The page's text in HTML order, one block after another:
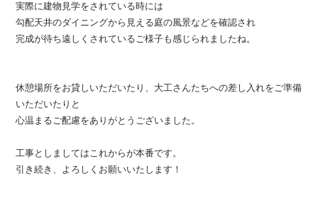
実際に建物見学をされている時には
勾配天井のダイニングから見える庭の風景などを確認され
完成が待ち遠しくされているご様子も感じられましたね。
休憩場所をお貸しいただいたり、大工さんたちへの差し入れをご準備
いただいたりと
心温まるご配慮をありがとうございました。
工事としましてはこれからが本番です。
引き続き、よろしくお願いいたします！